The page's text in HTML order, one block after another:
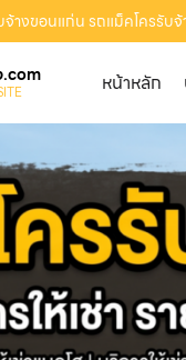
จ้างขอนแก่น รถแม็คโครรับ
.com หน้าหลัก